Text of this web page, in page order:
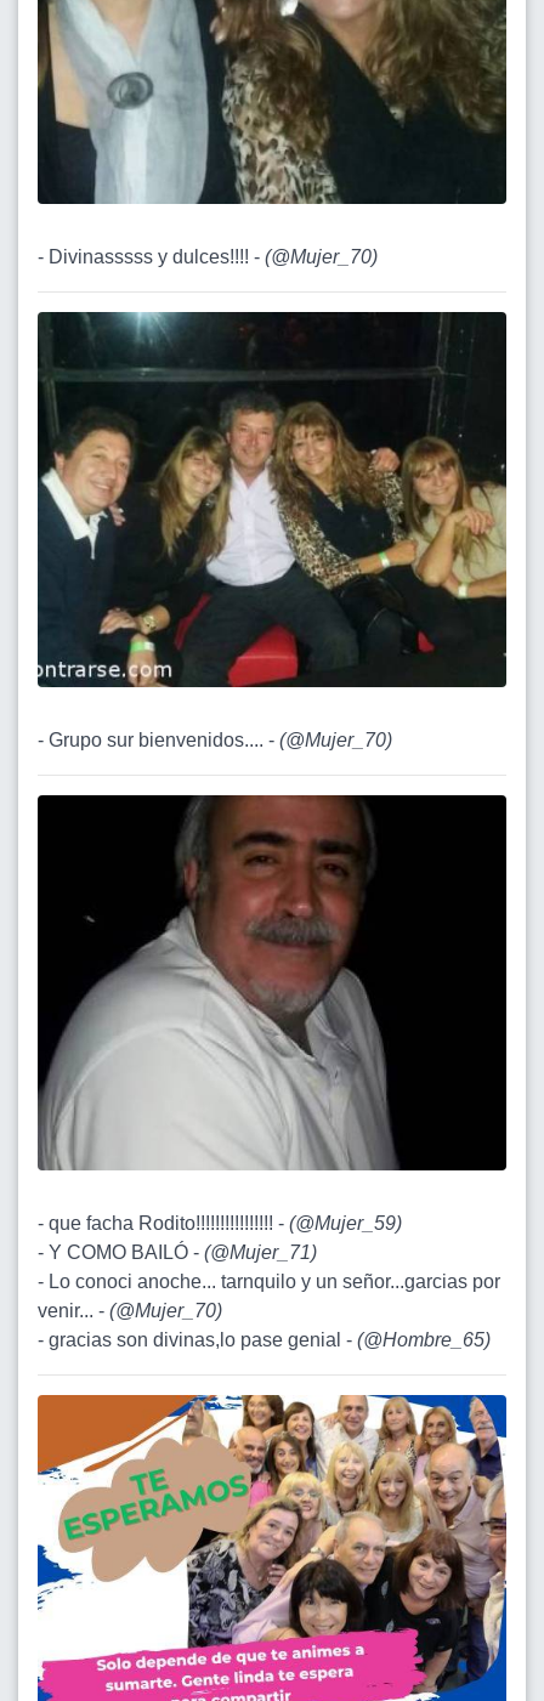
- Divinasssss y dulces!!!! - (@Mujer_70)
- Grupo sur bienvenidos.... - (@Mujer_70)
- que facha Rodito!!!!!!!!!!!!!!!! - (@Mujer_59)
- Y COMO BAILÓ - (@Mujer_71)
- Lo conoci anoche... tarnquilo y un señor...garcias por
venir... - (@Mujer_70)
- gracias son divinas,lo pase genial - (@Hombre_65)